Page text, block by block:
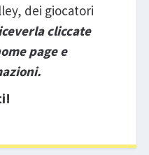
dei giocatori
cliccate
page e